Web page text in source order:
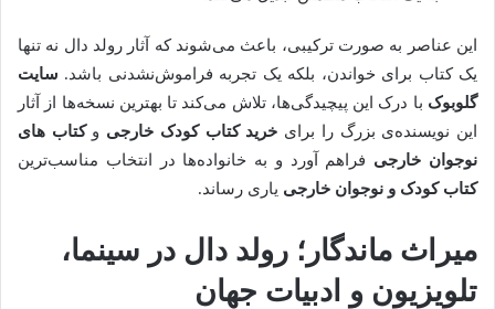
این عناصر به صورت ترکیبی، باعث می‌شوند که آثار رولد دال نه تنها
یک کتاب برای خواندن، بلکه یک تجربه فراموش‌نشدنی باشد. سایت
گلوبوک با درک این پیچیدگی‌ها، تلاش می‌کند تا بهترین نسخه‌ها از آثار
این نویسنده‌ی بزرگ را برای خرید کتاب کودک خارجی وکتاب های
نوجوان خارجی فراهم آورد و به خانواده‌ها در انتخاب مناسب‌ترین
کتاب کودک و نوجوان خارجی یاری رساند.
میراث ماندگار؛ رولد دال در سینما،
تلویزیون و ادبیات جهان